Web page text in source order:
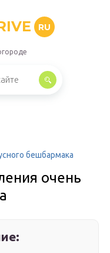
RU
бешбармака
очень